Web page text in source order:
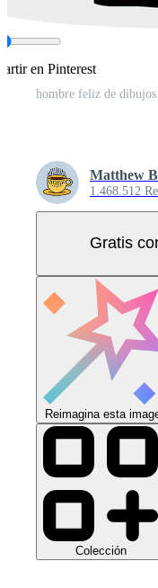
en Pinterest
hombre feliz de
Matthew
1.468.512
Gratis
Reimagina esta
Colección